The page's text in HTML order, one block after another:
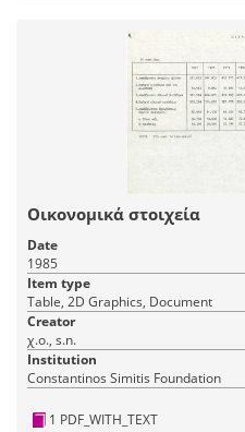
Οικονομικά στοιχεία
Date
1985
Item type
Table, 2D Graphics, Document
Creator
χ.ο., s.n.
Institution
Constantinos Simitis Foundation
1 PDF_WITH_TEXT